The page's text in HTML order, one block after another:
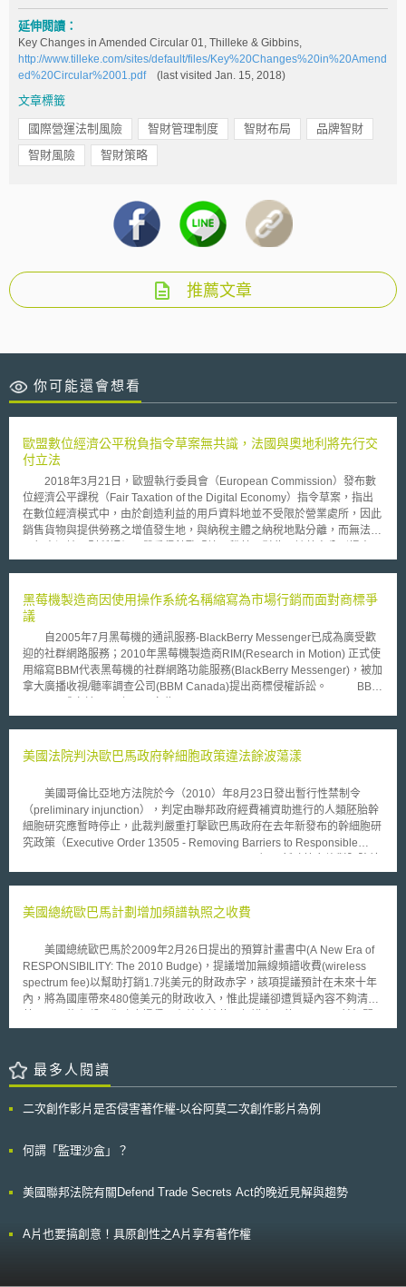
延伸閱讀：
Key Changes in Amended Circular 01, Thilleke & Gibbins,
http://www.tilleke.com/sites/default/files/Key%20Changes%20in%20Amend
ed%20Circular%2001.pdf(last visited Jan. 15, 2018)
文章標籤
國際營運法制風險 智財管理制度 智財布局
品牌智財
智財風險
智財策略
推薦文章
你可能還會想看
歐盟數位經濟公平稅負指令草案無共識，法國與奧地利將先行交
付立法
2018年3月21日，歐盟執行委員會（European Commission）發布數
位經濟公平課稅（Fair Taxation of the Digital Economy）指令草案，指出
在數位經濟模式中，由於創造利益的用戶資料地並不受限於營業處所，因此
銷售貨物與提供勞務之增值發生地，與納稅主體之納稅地點分離，而無法為
數位稅（Digital Tax）與顯著數位化存在（Significant Digital Presence）
務業者與傳統的實體公司立於平等的市場競爭地位。 值得關注的是，
該草案之長遠解決提案以「顯著數位化存在」（Significant Digital
function）功能判斷，並認為建立利潤分配原則時，應參考經濟合作暨發展
組織（Organization for Economic Cooperation and Development）稅基
侵蝕與利潤移轉（BEPS，Base Erosion and Profit Shifting）行動計劃中
DEMPE模式（Development Enhancement Maintenance Protection
稅收新稅種。縱使數位經濟下無形資產產生之價值必須重新界定，現行稅收
合作。愛爾蘭已與捷克共和國、芬蘭、瑞典發表反對聲明，表示數位經濟課
稅的方案不應背離BEPS行動計畫之期中報告，並應考慮到國際間因租稅引
起的貿易戰爭，以及避免對數位經濟的扼殺。對此，歐盟監管審查委員會
（Regulatory scrutiny Board）亦認為，草案並未針對數位稅的有效稅率進
行量化分析，嚴重忽略了數位稅對於區域內經濟的衝擊。 由於未能獲
得歐盟會員國的共識，法國為了回應黃背心運動（Mouvement des gilets
jaunes）的要求， 12月17日法國財政部長已公開表示2019年3月前，將自
行針對數位廣告所得與數位資料所得稅收法案送交國內立法程序，該法案將
直接以境內網路社群利潤推估大型數位企業之應稅所得，並支持「顯著數位
並於2019年1月底公布稅收草案。
黑莓機製造商因使用操作系統名稱縮寫為市場行銷而面對商標爭
議
自2005年7月黑莓機的通訊服務-BlackBerry Messenger已成為廣受歡
迎的社群網路服務；2010年黑莓機製造商RIM(Research in Motion) 正式使
用縮寫BBM代表黑莓機的社群網路功能服務(BlackBerry Messenger)，被加
拿大廣播收視/聽率調查公司(BBM Canada)提出商標侵權訴訟。 BBM
年更名為BBM Canada，自1944年起即使用BBM名稱代表其公司所提供的
使用於相關測量服務；BBM Canada並於申請時註明，BBM最早使用於加
至今仍為調查程序階段。此外，RIM先前亦使用BBX為操作系統系列商標名
稱，被美國聯邦法院- US federal court in Albuquerque 宣告臨時禁制令。
RIM日前主張，BBM的商標申請尚未被加拿大智慧局(CIPO-Canadian
Intellectual Property Office)駁回，且RIM與BBM Canada兩家公司間並無任
美國法院判決歐巴馬政府幹細胞政策違法餘波蕩漾
美國哥倫比亞地方法院於今（2010）年8月23日發出暫行性禁制令
（preliminary injunction），判定由聯邦政府經費補資助進行的人類胚胎幹
細胞研究應暫時停止，此裁判嚴重打擊歐巴馬政府在去年新發布的幹細胞研
究政策（Executive Order 13505 - Removing Barriers to Responsible
細胞株進行研究，不論該幹細胞株為前布希政府所允許的有限細胞株，或使
於去年在新政策公布後，部分反對胚胎研究的團體及成人幹細胞研究科學家
Wicker修正案，並侵蝕成人幹細胞的研究經費分配，因此對NIH提出此項訴
訟。 Dickey-Wicker修正案禁止NIH從事破壞生命的研究，其為1996年
以來國會每年在審理聯邦政府的綜合撥款法時所附帶通過的法律，等於是對
NIH研究自由的界線設定。本案承審法官認為，人類胚胎幹細胞研究可能涉
代表什麼意義，各方看法也不盡相同。裁判法官稱此裁判不過使幹細胞研究
「維持現狀」（status quo），然而對於所謂的「現狀」，卻有不同解讀，
有認為裁判結果意味全面禁止胚胎幹細胞的研究，亦有認為是回歸到布希政
株，而非資助破壞胚胎的「程序」，目前聯邦司法部已對此裁判提出上訴；
法案（Stem Cell Research Advancement Act of 2010, S. 3766），內容除
將歐巴馬總統之政策予以法制化外，也明文排除Dickey-Wicker修正案於幹
美國總統歐巴馬計劃增加頻譜執照之收費
美國總統歐巴馬於2009年2月26日提出的預算計畫書中(A New Era of
RESPONSIBILITY: The 2010 Budge)，提議增加無線頻譜收費(wireless
spectrum fee)以幫助打銷1.7兆美元的財政赤字，該項提議預計在未來十年
內，將為國庫帶來480億美元的財政收入，惟此提議卻遭質疑內容不夠清
收費的細節不明。由於先前業者經由拍賣，以高昂價格取得頻譜執照主要係
廣播頻譜收取頻率執照費。不過本案在送交眾議院審議前仍有改變之可能。
歐巴馬執政團隊於提出該項計畫後，Sprint Nextel與Verizon Wireless
題做出回覆。收費標準設定勢必對現有現有廣電及電信業者，甚至頻譜交易
出的預算案中，會揭露更多有關該項收費增加的計劃說明。
最多人閱讀
二次創作影片是否侵害著作權-以谷阿莫二次創作影片為例
何謂「監理沙盒」？
美國聯邦法院有關Defend Trade Secrets Act的晚近見解與趨勢
A片也要搞創意！具原創性之A片享有著作權